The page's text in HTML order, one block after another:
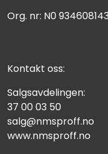
Org. nr: N0
Kontakt oss:
Salgsavdelingen:
37 00 03 50
salg@nmsproff.no
www.nmsproff.no